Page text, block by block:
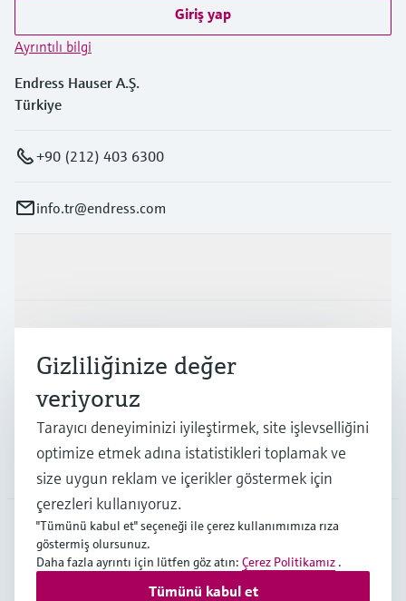
Giriş yap
Ayrıntılı bilgi
Endress Hauser A.Ş.
Türkiye
+90 (212) 403 6300
info.tr@endress.com
Endüstriler
Destek
Şirket
TUR •Türkçe
Gizliliğinize değer
veriyoruz
Tarayıcı deneyiminizi iyileştirmek, site işlevselliğini
optimize etmek adına istatistikleri toplamak ve
size uygun reklam ve içerikler göstermek için
çerezleri kullanıyoruz.
"Tümünü kabul et" seçeneği ile çerez kullanımımıza rıza
göstermiş olursunuz.
Daha fazla ayrıntı için lütfen göz atın: Çerez Politikamız .
Tümünü kabul et